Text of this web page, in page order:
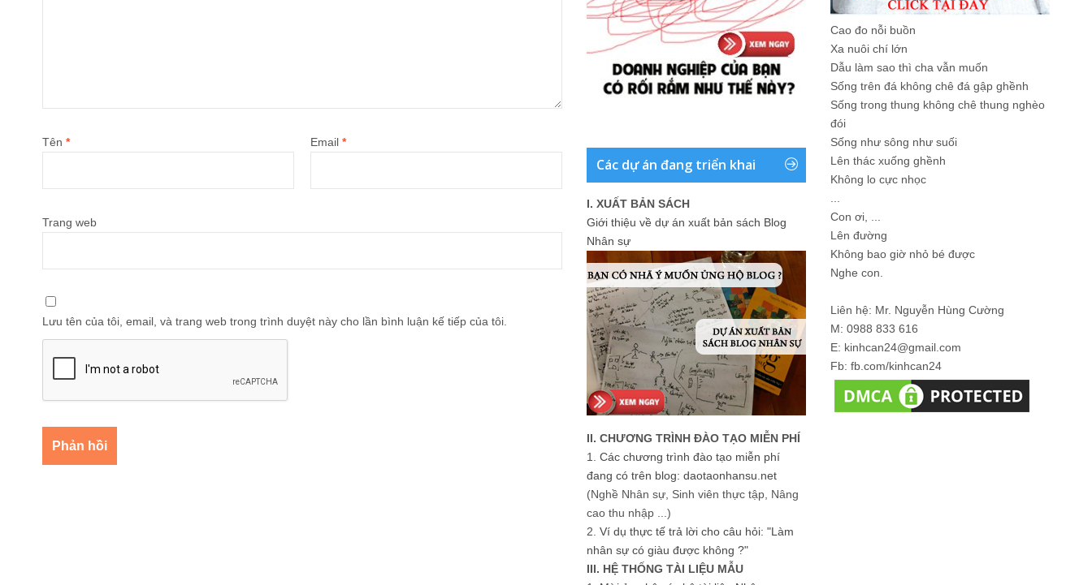
Tên * Email *
Trang web
Lưu tên của tôi, email, và trang web trong trình duyệt này cho lần bình luận kế tiếp của tôi.
Các dự án đang triển khai
I. XUẤT BẢN SÁCH
Giới thiệu về dự án xuất bản sách Blog
Nhân sự
II. CHƯƠNG TRÌNH ĐÀO TẠO MIỄN PHÍ
1. Các chương trình đào tạo miễn phí
đang có trên blog: daotaonhansu.net
(Nghề Nhân sự, Sinh viên thực tập, Nâng
cao thu nhập ...)
2. Ví dụ thực tế trả lời cho câu hỏi: "Làm
nhân sự có giàu được không ?"
III. HỆ THỐNG TÀI LIỆU MẪU
Cao đo nỗi buồn
Xa nuôi chí lớn
Dẫu làm sao thì cha vẫn muốn
Sống trên đá không chê đá gập ghềnh
Sống trong thung không chê thung nghèo
đói
Sống như sông như suối
Lên thác xuống ghềnh
Không lo cực nhọc
Con ơi, ...
Lên đường
Không bao giờ nhỏ bé được
Nghe con.
Liên hệ: Mr. Nguyễn Hùng Cường
M: 0988 833 616
E: kinhcan24@gmail.com
Fb: fb.com/kinhcan24